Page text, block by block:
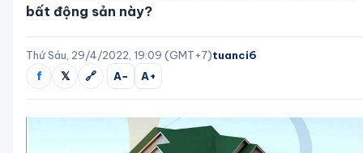
bất động sản này?
Thứ Sáu, 29/4/2022, 19:09 (GMT+7)tuanci6
f 𝕏 🔗 A− A+